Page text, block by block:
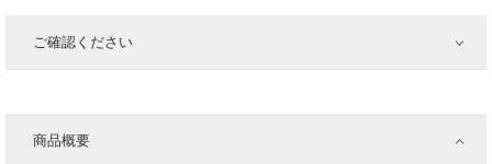
ご確認ください
商品概要